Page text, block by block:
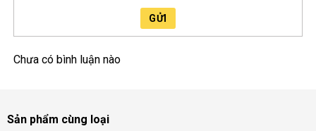
GỬI
Chưa có bình luận nào
Sản phẩm cùng loại